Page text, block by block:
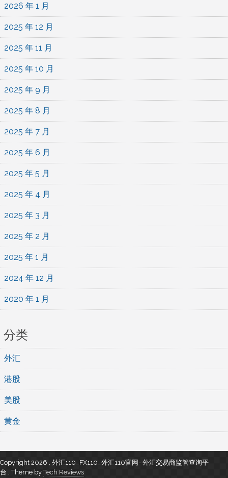
2026 年 1 月
2025 年 12 月
2025 年 11 月
2025 年 10 月
2025 年 9 月
2025 年 8 月
2025 年 7 月
2025 年 6 月
2025 年 5 月
2025 年 4 月
2025 年 3 月
2025 年 2 月
2025 年 1 月
2024 年 12 月
2020 年 1 月
分类
外汇
港股
美股
黄金
Copyright 2026 , 外汇110_FX110_外汇110官网- 外汇交易商监管查询平
台 ,Theme byTech Reviews